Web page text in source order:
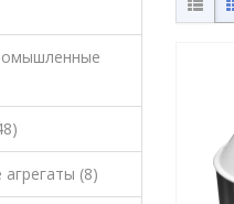
(8)